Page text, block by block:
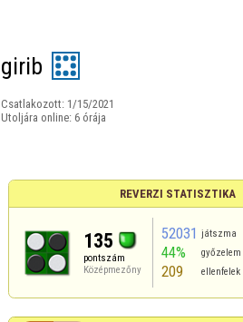
girib
Csatlakozott: 1/15/2021
Utoljára online: 6 órája
REVERZI STATISZTIKA
135
pontszám
Középmezőny
52031 játszma
44% győzelem
209